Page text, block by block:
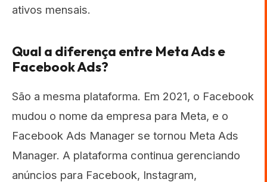
ativos mensais.
Qual a diferença entre Meta Ads e
Facebook Ads?
São a mesma plataforma. Em 2021, o Facebook
mudou o nome da empresa para Meta, e o
Facebook Ads Manager se tornou Meta Ads
Manager. A plataforma continua gerenciando
anúncios para Facebook, Instagram,